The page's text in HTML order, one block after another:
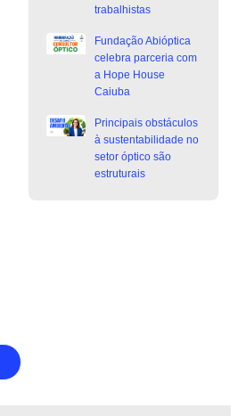
trabalhistas
Fundação Abióptica
celebra parceria com
a Hope House
Caiuba
Principais obstáculos
à sustentabilidade no
setor óptico são
estruturais